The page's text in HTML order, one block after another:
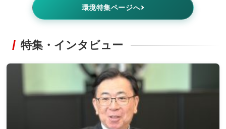
環境特集ページへ
特集・インタビュー